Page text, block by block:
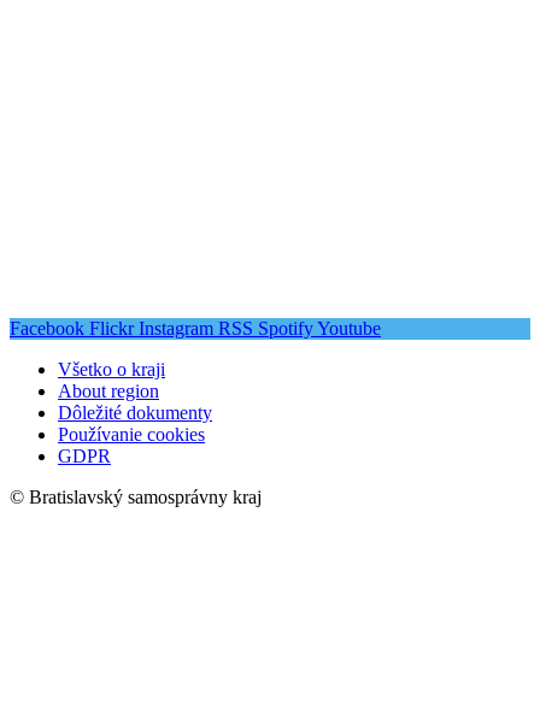
Facebook Flickr Instagram RSS SpotifyYoutube
Všetko o kraji
About region
Dôležité dokumenty
Používanie cookies
GDPR
© Bratislavský samosprávny kraj